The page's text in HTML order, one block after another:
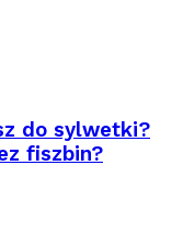
do sylwetki?
fiszbin?